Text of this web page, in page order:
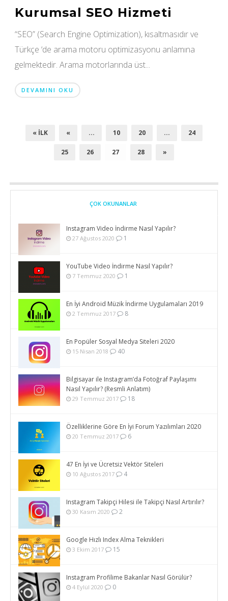
Kurumsal SEO Hizmeti
“SEO” (Search Engine Optimization), kısaltmasıdır ve
Türkçe ‘de arama motoru optimizasyonu anlamına
gelmektedir. Arama motorlarında üst...
DEVAMINI OKU
« İLK « ... 10 20 ... 24
25 26 27 28 »
ÇOK OKUNANLAR
Instagram Video İndirme Nasıl Yapılır?
27 Ağustos 2020 1
YouTube Video İndirme Nasıl Yapılır?
7 Temmuz 2020 1
En İyi Android Müzik İndirme Uygulamaları 2019
2 Temmuz 2017 8
En Popüler Sosyal Medya Siteleri 2020
15 Nisan 2018 40
Bilgisayar ile Instagram’da Fotoğraf Paylaşımı
Nasıl Yapılır? (Resmli Anlatım)
29 Temmuz 2017 18
Özelliklerine Göre En İyi Forum Yazılımları 2020
20 Temmuz 2017 6
47 En İyi ve Ücretsiz Vektör Siteleri
10 Ağustos 2017 4
Instagram Takipçi Hilesi ile Takipçi Nasıl Artırılır?
30 Kasım 2020 2
Google Hızlı Index Alma Teknikleri
3 Ekim 2017 15
Instagram Profilime Bakanlar Nasıl Görülür?
4 Eylül 2020 0